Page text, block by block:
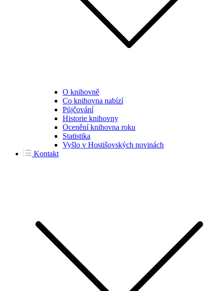
O knihovně
Co knihovna nabízí
Půjčování
Historie knihovny
Ocenění knihovna roku
Statistika
Vyšlo v Hostišovských novinách
Kontakt